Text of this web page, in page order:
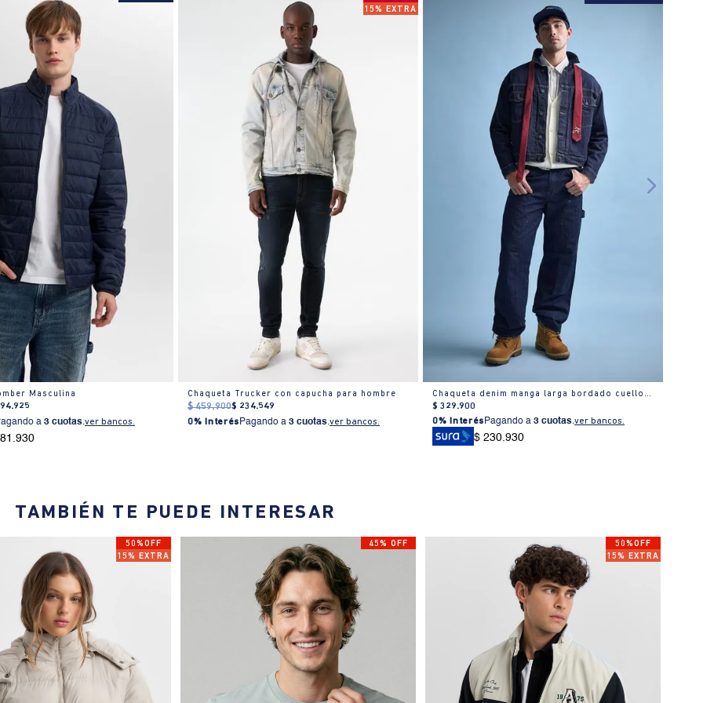
Masculina
.925
a3 cuotas.ver bancos.
15% EXTRA
Chaqueta Trucker con capucha para hombre
$ 459.900$ 234.549
0% Interés Pagando a3 cuotas.ver bancos.
Chaqueta denim manga larga bordado cuello alto
$ 329.900
0% Interés Pagando a3 cuotas.ver bancos.
$ 230.930
TAMBIÉN TE PUEDE INTERESAR
50%OFF
15% EXTRA
45% OFF
50%OFF
15% EXTRA